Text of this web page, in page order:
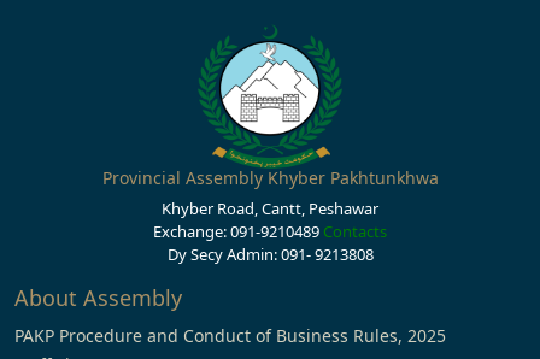
Provincial Assembly Khyber Pakhtunkhwa
Khyber Road, Cantt, Peshawar
Exchange: 091-9210489 Contacts
Dy Secy Admin: 091- 9213808
About Assembly
PAKP Procedure and Conduct of Business Rules, 2025